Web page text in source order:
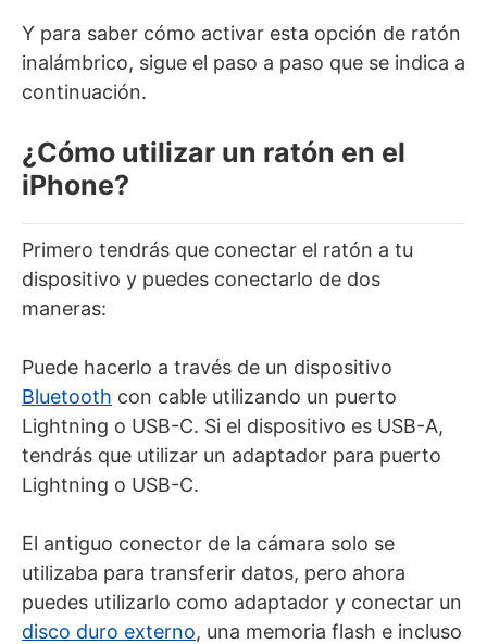
Y para saber cómo activar esta opción de ratón
inalámbrico, sigue el paso a paso que se indica a
continuación.
¿Cómo utilizar un ratón en el
iPhone?
Primero tendrás que conectar el ratón a tu
dispositivo y puedes conectarlo de dos
maneras:
Puede hacerlo a través de un dispositivo
Bluetooth con cable utilizando un puerto
Lightning o USB-C. Si el dispositivo es USB-A,
tendrás que utilizar un adaptador para puerto
Lightning o USB-C.
El antiguo conector de la cámara solo se
utilizaba para transferir datos, pero ahora
puedes utilizarlo como adaptador y conectar un
disco duro externo, una memoria flash e incluso